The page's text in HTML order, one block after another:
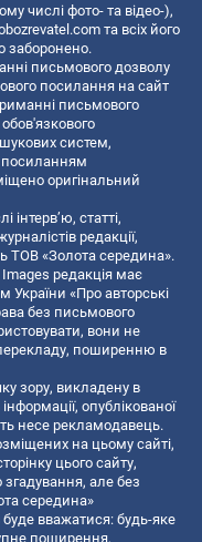
числі фото- та відео-),
та всіх його
заборонено.
письмового дозволу
посилання на сайт
письмового
систем,
посиланням
оригінальний
інтерв’ю, статті,
редакції,
ТОВ «Золота середина».
Images редакція має
України «Про авторські
без письмового
вони не
поширенню в
зору, викладену в
опублікованої
несе рекламодавець.
на цьому сайті,
цього сайту,
згадування, але без
середина»
вважатися: будь-яке
поширення,